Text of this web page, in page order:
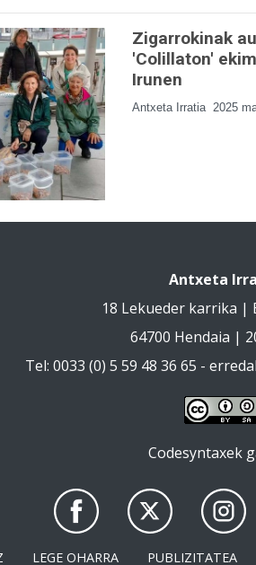
Zigarrokinak
'Colillaton'
Irunen
Antxeta Irratia 2025
Antxeta
18 Lekueder karrika |
64700 Hendaia |
Tel: 0033 (0) 5 59 48 36 65 -
Codesyntaxek
LEGE OHARRA PUBLIZITATEA